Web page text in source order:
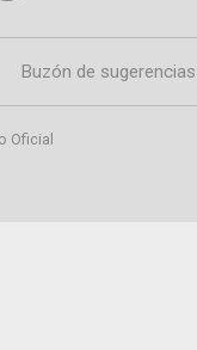
Buzón de sugerencias
Oficial